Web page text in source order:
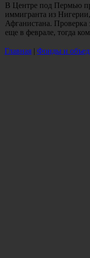
В Центре под Пермью
иммигранта из
Афганистана. Проверка
еще в феврале, тогда
Главная | Фонды и